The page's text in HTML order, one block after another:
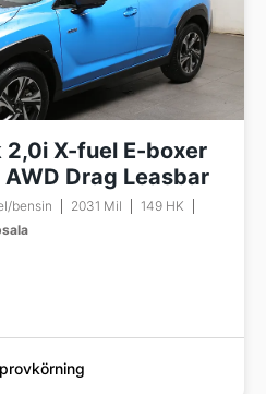
2,0i X-fuel E-boxer
Drag Leasbar
bensin 2031 Mil
149 HK